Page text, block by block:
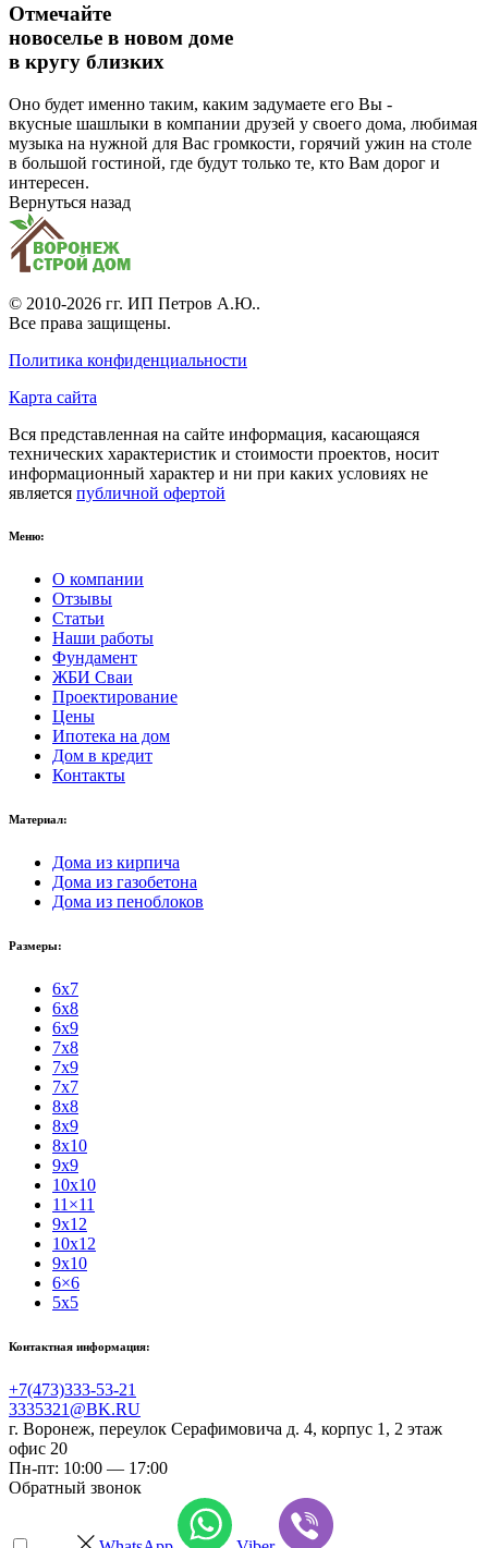
Отмечайте
новоселье в новом доме
в кругу близких
Оно будет именно таким, каким задумаете его Вы -
вкусные шашлыки в компании друзей у своего дома, любимая
музыка на нужной для Вас громкости, горячий ужин на столе
в большой гостиной, где будут только те, кто Вам дорог и
интересен.
Вернуться назад
© 2010-2026 гг. ИП Петров А.Ю..
Все права защищены.
Политика конфиденциальности
Карта сайта
Вся представленная на сайте информация, касающаяся
технических характеристик и стоимости проектов, носит
информационный характер и ни при каких условиях не
является публичной офертой
Меню:
О компании
Отзывы
Статьи
Наши работы
Фундамент
ЖБИ Сваи
Проектирование
Цены
Ипотека на дом
Дом в кредит
Контакты
Материал:
Дома из кирпича
Дома из газобетона
Дома из пеноблоков
Размеры:
6x7
6x8
6x9
7x8
7x9
7x7
8x8
8x9
8x10
9x9
10x10
11×11
9x12
10x12
9x10
6×6
5x5
Контактная информация:
+7(473)333-53-21
3335321@BK.RU
г. Воронеж, переулок Серафимовича д. 4, корпус 1, 2 этаж
офис 20
Пн-пт: 10:00 — 17:00
Обратный звонок